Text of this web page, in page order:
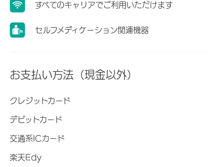
すべてのキャリアでご利用いただけます
セルフメディケーション関連機器
お支払い方法（現金以外）
クレジットカード
デビットカード
交通系ICカード
楽天Edy